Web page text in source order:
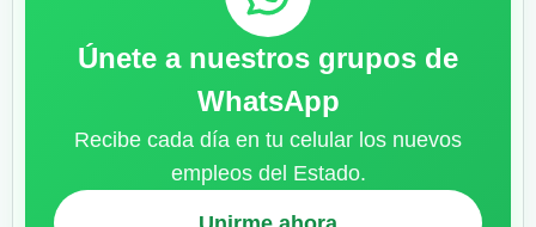
Únete a nuestros grupos de
WhatsApp
Recibe cada día en tu celular los nuevos
empleos del Estado.